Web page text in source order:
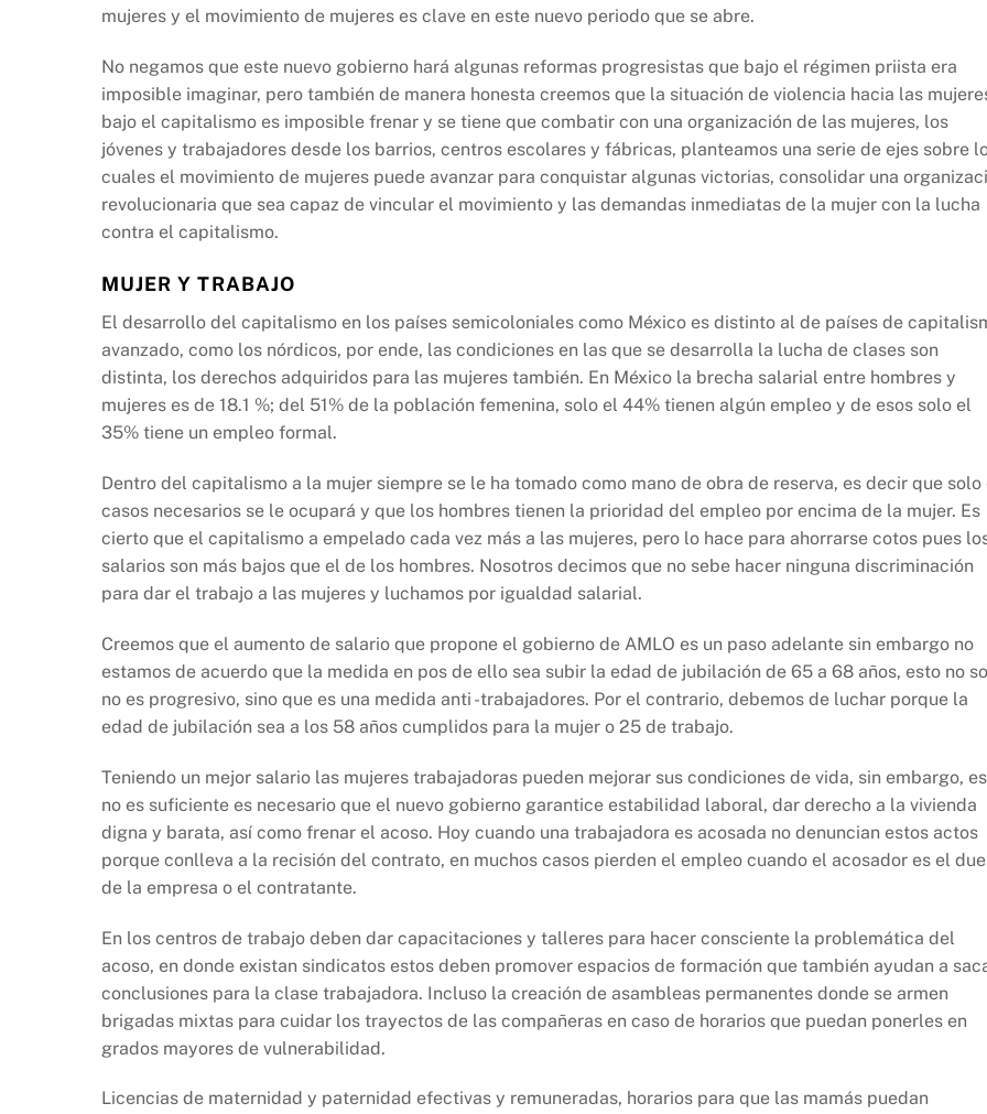
mujeres y el movimiento de mujeres es clave en este nuevo periodo que se abre.
No negamos que este nuevo gobierno hará algunas reformas progresistas que bajo el régimen priista era
imposible imaginar, pero también de manera honesta creemos que la situación de violencia hacia las
bajo el capitalismo es imposible frenar y se tiene que combatir con una organización de las mujeres, los
jóvenes y trabajadores desde los barrios, centros escolares y fábricas, planteamos una serie de ejes sobre
cuales el movimiento de mujeres puede avanzar para conquistar algunas victorias, consolidar una
revolucionaria que sea capaz de vincular el movimiento y las demandas inmediatas de la mujer con la lucha
contra el capitalismo.
MUJER Y TRABAJO
El desarrollo del capitalismo en los países semicoloniales como México es distinto al de países de
avanzado, como los nórdicos, por ende, las condiciones en las que se desarrolla la lucha de clases son
distinta, los derechos adquiridos para las mujeres también. En México la brecha salarial entre hombres y
mujeres es de 18.1 %; del 51% de la población femenina, solo el 44% tienen algún empleo y de esos solo el
35% tiene un empleo formal.
Dentro del capitalismo a la mujer siempre se le ha tomado como mano de obra de reserva, es decir que solo
casos necesarios se le ocupará y que los hombres tienen la prioridad del empleo por encima de la mujer. Es
cierto que el capitalismo a empelado cada vez más a las mujeres, pero lo hace para ahorrarse cotos pues
salarios son más bajos que el de los hombres. Nosotros decimos que no sebe hacer ninguna discriminación
para dar el trabajo a las mujeres y luchamos por igualdad salarial.
Creemos que el aumento de salario que propone el gobierno de AMLO es un paso adelante sin embargo no
estamos de acuerdo que la medida en pos de ello sea subir la edad de jubilación de 65 a 68 años, esto no
no es progresivo, sino que es una medida anti -trabajadores. Por el contrario, debemos de luchar porque la
edad de jubilación sea a los 58 años cumplidos para la mujer o 25 de trabajo.
Teniendo un mejor salario las mujeres trabajadoras pueden mejorar sus condiciones de vida, sin embargo,
no es suficiente es necesario que el nuevo gobierno garantice estabilidad laboral, dar derecho a la vivienda
digna y barata, así como frenar el acoso. Hoy cuando una trabajadora es acosada no denuncian estos actos
porque conlleva a la recisión del contrato, en muchos casos pierden el empleo cuando el acosador es el
de la empresa o el contratante.
En los centros de trabajo deben dar capacitaciones y talleres para hacer consciente la problemática del
acoso, en donde existan sindicatos estos deben promover espacios de formación que también ayudan a
conclusiones para la clase trabajadora. Incluso la creación de asambleas permanentes donde se armen
brigadas mixtas para cuidar los trayectos de las compañeras en caso de horarios que puedan ponerles en
grados mayores de vulnerabilidad.
Licencias de maternidad y paternidad efectivas y remuneradas, horarios para que las mamás puedan